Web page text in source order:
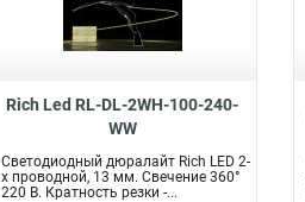
Rich Led RL-DL-2WH-100-240-
WW
Светодиодный дюралайт Rich LED 2-
х проводной, 13 мм. Свечение 360°
220 В. Кратность резки -...